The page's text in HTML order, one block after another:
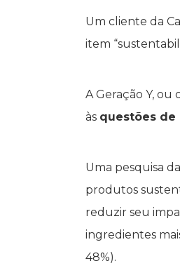
Um cliente da
item
A Geração Y,
às questões de
Uma pesquisa da
produtos
reduzir seu
ingredientes
48%).